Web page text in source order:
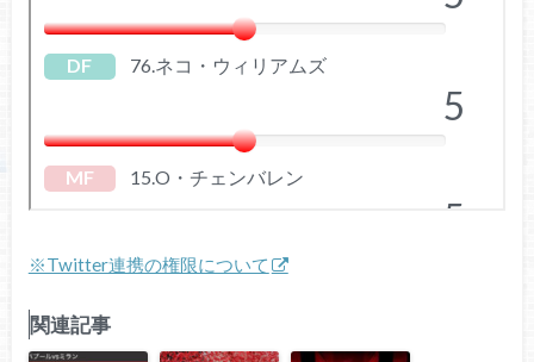
※Twitter連携の権限について
関連記事